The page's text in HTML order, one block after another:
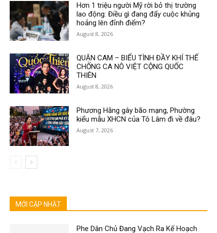
Hơn 1 triệu người Mỹ rời bỏ thị trường
lao động: Điều gì đang đẩy cuộc khủng
hoảng lên đỉnh điểm?
August 8, 2026
QUẬN CAM – BIỂU TÌNH ĐẦY KHÍ THẾ
CHỐNG CA NÔ VIỆT CỘNG QUỐC
THIÊN
August 8, 2026
Phương Hằng gây bão mạng, Phường
kiểu mẫu XHCN của Tô Lâm đi về đâu?
August 7, 2026
MỚI CẬP NHẬT
Phe Dân Chủ Đang Vạch Ra Kế Hoạch